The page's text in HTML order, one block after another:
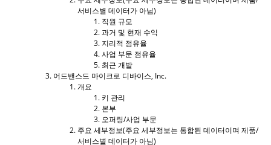
서비스별 데이터가 아님)
직원 규모
과거 및 현재 수익
지리적 점유율
사업 부문 점유율
최근 개발
어드밴스드 마이크로 디바이스, Inc.
개요
키 관리
본부
오퍼링/사업 부문
주요 세부정보(주요 세부정보는 통합된 데이터이며 제품/
서비스별 데이터가 아님)